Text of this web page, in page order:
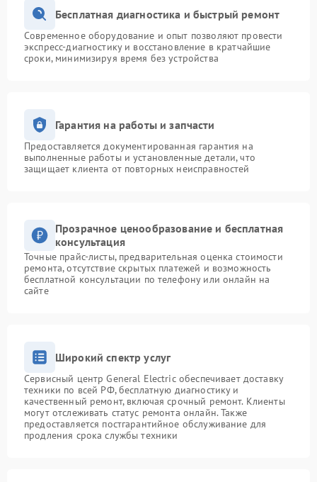
Бесплатная диагностика и быстрый ремонт
Современное оборудование и опыт позволяют провести
экспресс-диагностику и восстановление в кратчайшие
сроки, минимизируя время без устройства
Гарантия на работы и запчасти
Предоставляется документированная гарантия на
выполненные работы и установленные детали, что
защищает клиента от повторных неисправностей
Прозрачное ценообразование и бесплатная
консультация
Точные прайс-листы, предварительная оценка стоимости
ремонта, отсутствие скрытых платежей и возможность
бесплатной консультации по телефону или онлайн на
сайте
Широкий спектр услуг
Сервисный центр General Electric обеспечивает доставку
техники по всей РФ, бесплатную диагностику и
качественный ремонт, включая срочный ремонт. Клиенты
могут отслеживать статус ремонта онлайн. Также
предоставляется постгарантийное обслуживание для
продления срока службы техники